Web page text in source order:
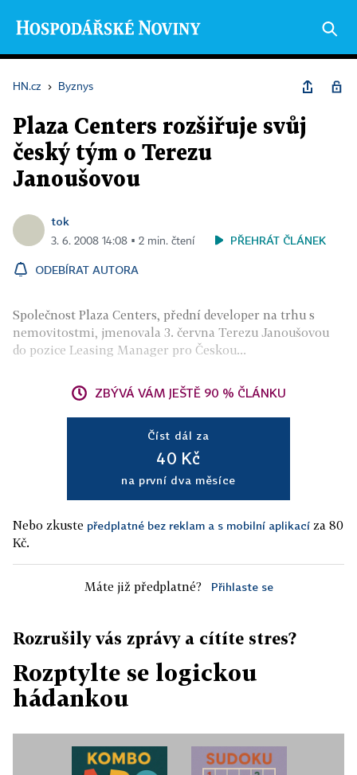
HN.cz › Byznys
Plaza Centers rozšiřuje svůj
český tým o Terezu
Janoušovou
tok
3. 6. 2008 14:08 ▪ 2 min. čtení PŘEHRÁT ČLÁNEK
ODEBÍRAT AUTORA
Společnost Plaza Centers, přední developer na trhu s
nemovitostmi, jmenovala 3. června Terezu Janoušovou
do pozice Leasing Manager pro Českou...
ZBÝVÁ VÁM JEŠTĚ 90 % ČLÁNKU
Číst dál za
40 Kč
na první dva měsíce
Nebo zkuste předplatné bez reklam a s mobilní aplikací za 80
Kč.
Máte již předplatné? Přihlaste se
Rozrušily vás zprávy a cítíte stres?
Rozptylte se logickou
hádankou